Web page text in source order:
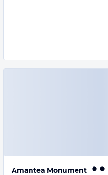
Amantea Monument